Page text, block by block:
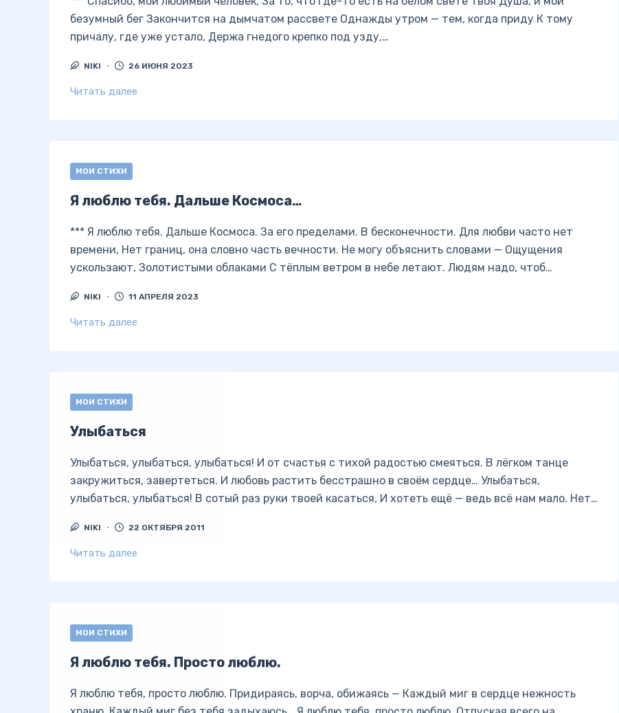
безумный бег Закончится на дымчатом рассвете Однажды утром — тем, когда приду К тому
причалу, где уже устало, Держа гнедого крепко под узду,…
NIKI 26 ИЮНЯ 2023
Читать далее
МОИ СТИХИ
Я люблю тебя. Дальше Космоса…
*** Я люблю тебя. Дальше Космоса. За его пределами. В бесконечности. Для любви часто нет
времени, Нет границ, она словно часть вечности. Не могу объяснить словами — Ощущения
ускользают, Золотистыми облаками С тёплым ветром в небе летают. Людям надо, чтоб…
NIKI 11 АПРЕЛЯ 2023
Читать далее
МОИ СТИХИ
Улыбаться
Улыбаться, улыбаться, улыбаться! И от счастья с тихой радостью смеяться. В лёгком танце
закружиться, завертеться. И любовь растить бесстрашно в своём сердце… Улыбаться,
улыбаться, улыбаться! В сотый раз руки твоей касаться, И хотеть ещё — ведь всё нам мало. Нет…
NIKI 22 ОКТЯБРЯ 2011
Читать далее
МОИ СТИХИ
Я люблю тебя. Просто люблю.
Я люблю тебя, просто люблю. Придираясь, ворча, обижаясь — Каждый миг в сердце нежность